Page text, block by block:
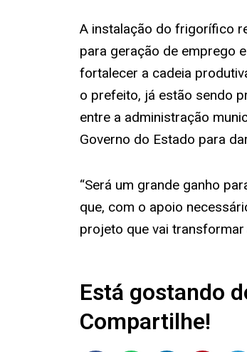
A instalação do frigorífico
para geração de emprego
fortalecer a cadeia
o prefeito, já estão sendo
entre a administração
Governo do Estado para
“Será um grande ganho
que, com o apoio
projeto que vai transformar
Está gostando
Compartilhe!